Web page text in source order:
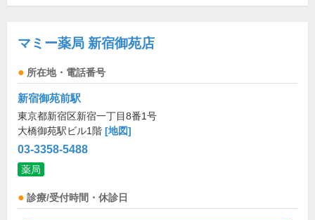
マミー薬局 新宿御苑店
所在地・電話番号
新宿御苑前駅
東京都新宿区新宿一丁目8番1号
大橋御苑駅ビル1階 [地図]
03-3358-5488
薬局
診療/受付時間・休診日